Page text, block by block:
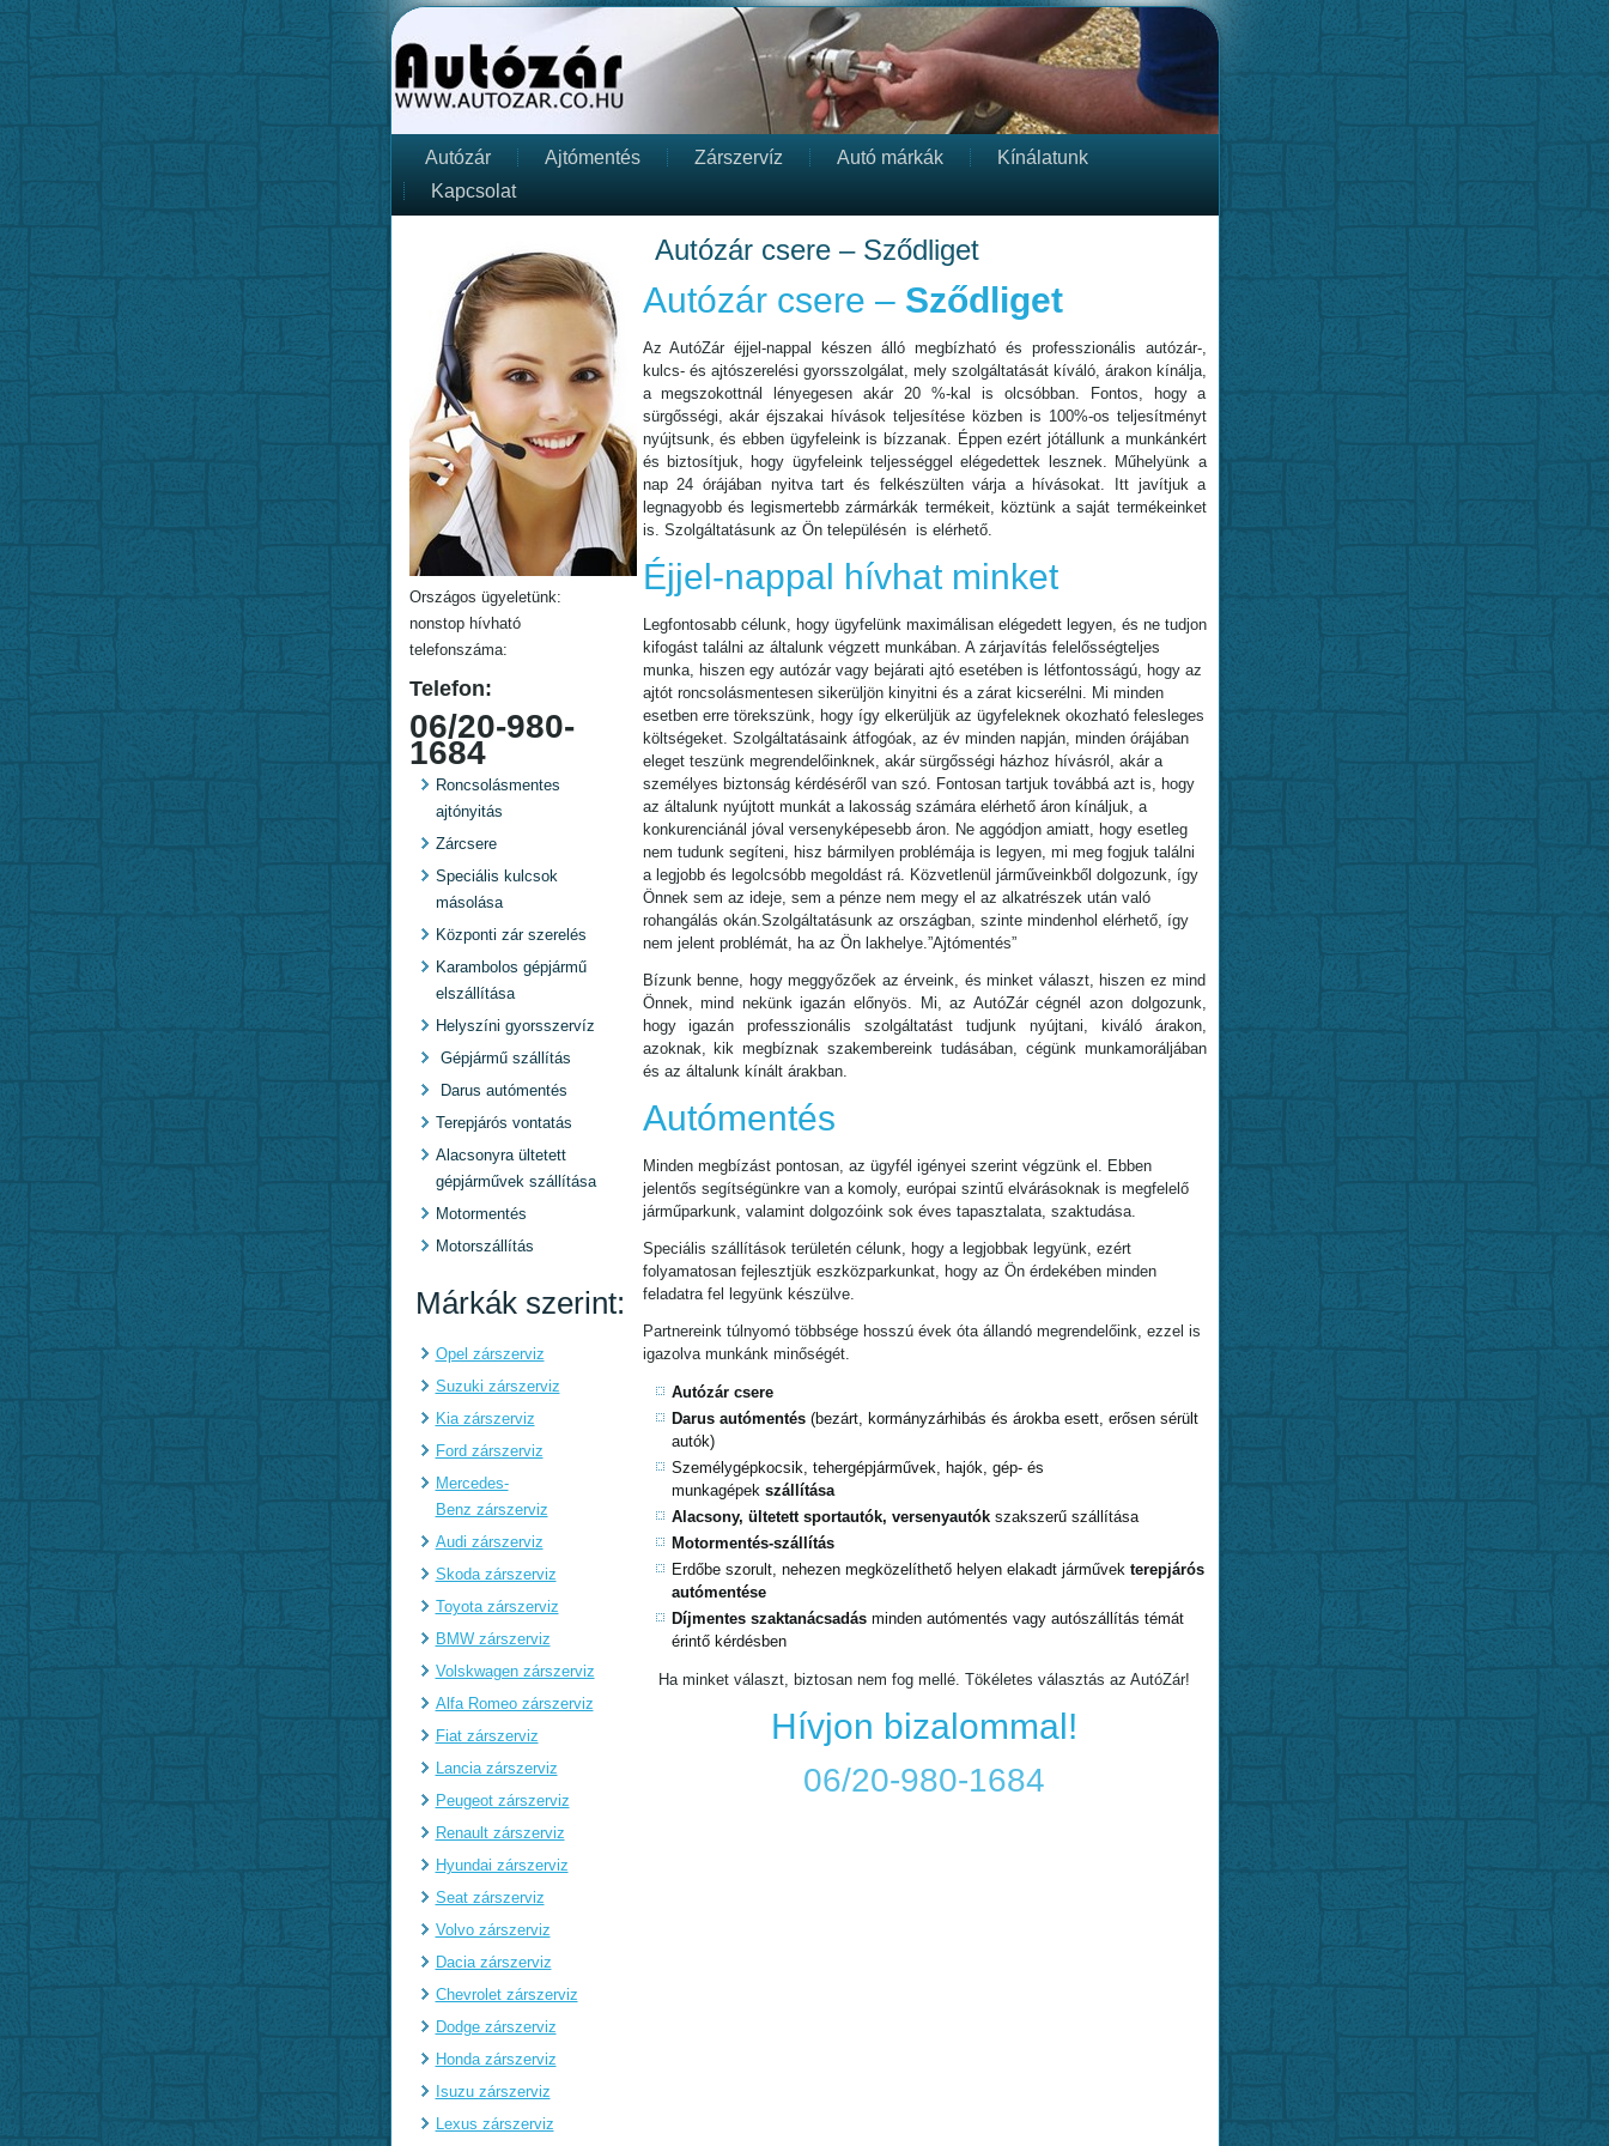
Autózár Ajtómentés Zárszervíz Autó márkák
Kínálatunk
Kapcsolat
Országos ügyeletünk:
nonstop hívható
telefonszáma:
Telefon:
06/20-980-
1684
Roncsolásmentes
ajtónyitás
Zárcsere
Speciális kulcsok
másolása
Központi zár szerelés
Karambolos gépjármű
elszállítása
Helyszíni gyorsszervíz
Gépjármű szállítás
Darus autómentés
Terepjárós vontatás
Alacsonyra ültetett
gépjárművek szállítása
Motormentés
Motorszállítás
Márkák szerint:
Opel zárszerviz
Suzuki zárszerviz
Kia zárszerviz
Ford zárszerviz
Mercedes-
Benz zárszerviz
Audi zárszerviz
Skoda zárszerviz
Toyota zárszerviz
BMW zárszerviz
Volskwagen zárszerviz
Alfa Romeo zárszerviz
Fiat zárszerviz
Lancia zárszerviz
Peugeot zárszerviz
Renault zárszerviz
Hyundai zárszerviz
Seat zárszerviz
Volvo zárszerviz
Dacia zárszerviz
Chevrolet zárszerviz
Dodge zárszerviz
Honda zárszerviz
Isuzu zárszerviz
Lexus zárszerviz
Autózár csere – Sződliget
Autózár csere – Sződliget
Az AutóZár éjjel-nappal készen álló megbízható és professzionális autózár-,
kulcs- és ajtószerelési gyorsszolgálat, mely szolgáltatását kíváló, árakon kínálja,
a megszokottnál lényegesen akár 20 %-kal is olcsóbban. Fontos, hogy a
sürgősségi, akár éjszakai hívások teljesítése közben is 100%-os teljesítményt
nyújtsunk, és ebben ügyfeleink is bízzanak. Éppen ezért jótállunk a munkánkért
és biztosítjuk, hogy ügyfeleink teljességgel elégedettek lesznek. Műhelyünk a
nap 24 órájában nyitva tart és felkészülten várja a hívásokat. Itt javítjuk a
legnagyobb és legismertebb zármárkák termékeit, köztünk a saját termékeinket
is. Szolgáltatásunk az Ön településén is elérhető.
Éjjel-nappal hívhat minket
Legfontosabb célunk, hogy ügyfelünk maximálisan elégedett legyen, és ne tudjon
kifogást találni az általunk végzett munkában. A zárjavítás felelősségteljes
munka, hiszen egy autózár vagy bejárati ajtó esetében is létfontosságú, hogy az
ajtót roncsolásmentesen sikerüljön kinyitni és a zárat kicserélni. Mi minden
esetben erre törekszünk, hogy így elkerüljük az ügyfeleknek okozható felesleges
költségeket. Szolgáltatásaink átfogóak, az év minden napján, minden órájában
eleget teszünk megrendelőinknek, akár sürgősségi házhoz hívásról, akár a
személyes biztonság kérdéséről van szó. Fontosan tartjuk továbbá azt is, hogy
az általunk nyújtott munkát a lakosság számára elérhető áron kínáljuk, a
konkurenciánál jóval versenyképesebb áron. Ne aggódjon amiatt, hogy esetleg
nem tudunk segíteni, hisz bármilyen problémája is legyen, mi meg fogjuk találni
a legjobb és legolcsóbb megoldást rá. Közvetlenül járműveinkből dolgozunk, így
Önnek sem az ideje, sem a pénze nem megy el az alkatrészek után való
rohangálás okán.Szolgáltatásunk az országban, szinte mindenhol elérhető, így
nem jelent problémát, ha az Ön lakhelye.”Ajtómentés”
Bízunk benne, hogy meggyőzőek az érveink, és minket választ, hiszen ez mind
Önnek, mind nekünk igazán előnyös. Mi, az AutóZár cégnél azon dolgozunk,
hogy igazán professzionális szolgáltatást tudjunk nyújtani, kiváló árakon,
azoknak, kik megbíznak szakembereink tudásában, cégünk munkamoráljában
és az általunk kínált árakban.
Autómentés
Minden megbízást pontosan, az ügyfél igényei szerint végzünk el. Ebben
jelentős segítségünkre van a komoly, európai szintű elvárásoknak is megfelelő
járműparkunk, valamint dolgozóink sok éves tapasztalata, szaktudása.
Speciális szállítások területén célunk, hogy a legjobbak legyünk, ezért
folyamatosan fejlesztjük eszközparkunkat, hogy az Ön érdekében minden
feladatra fel legyünk készülve.
Partnereink túlnyomó többsége hosszú évek óta állandó megrendelőink, ezzel is
igazolva munkánk minőségét.
Autózár csere
Darus autómentés (bezárt, kormányzárhibás és árokba esett, erősen sérült
autók)
Személygépkocsik, tehergépjárművek, hajók, gép- és
munkagépek szállítása
Alacsony, ültetett sportautók, versenyautók szakszerű szállítása
Motormentés-szállítás
Erdőbe szorult, nehezen megközelíthető helyen elakadt járművek terepjárós
autómentése
Díjmentes szaktanácsadás minden autómentés vagy autószállítás témát
érintő kérdésben
Ha minket választ, biztosan nem fog mellé. Tökéletes választás az AutóZár!
Hívjon bizalommal!
06/20-980-1684